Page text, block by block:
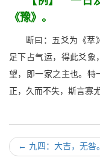
《豫》。
断曰：五爻为《萃
足下占气运，得此爻象
望，即一家之主也。特
正，久而不失，斯言寡
← 九四：大吉，无咎。